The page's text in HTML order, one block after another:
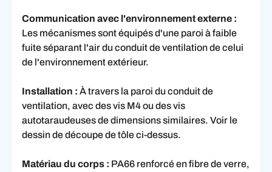
Communication avec l'environnement externe :
Les mécanismes sont équipés d'une paroi à faible
fuite séparant l'air du conduit de ventilation de celui
de l'environnement extérieur.
Installation : À travers la paroi du conduit de
ventilation, avec des vis M4 ou des vis
autotaraudeuses de dimensions similaires. Voir le
dessin de découpe de tôle ci-dessus.
Matériau du corps : PA66 renforcé en fibre de verre,